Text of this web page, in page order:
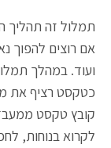
תמלול זה
אם רוצים להפוך
ועוד. במהלך
כטקסט רציף את
לקרוא בנוחות,